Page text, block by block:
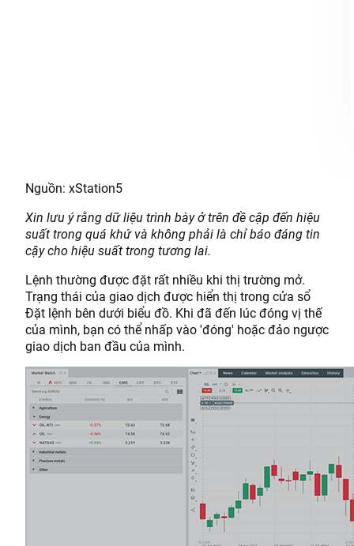
Nguồn: xStation5
Xin lưu ý rằng dữ liệu trình bày ở trên đề cập đến hiệu
suất trong quá khứ và không phải là chỉ báo đáng tin
cậy cho hiệu suất trong tương lai.
Lệnh thường được đặt rất nhiều khi thị trường mở.
Trạng thái của giao dịch được hiển thị trong cửa sổ
Đặt lệnh bên dưới biểu đồ. Khi đã đến lúc đóng vị thế
của mình, bạn có thể nhấp vào 'đóng' hoặc đảo ngược
giao dịch ban đầu của mình.